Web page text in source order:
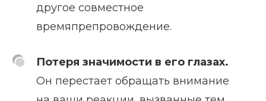
другое совместное
времяпрепровождение.
Потеря значимости в его глазах.
Он перестает обращать внимание